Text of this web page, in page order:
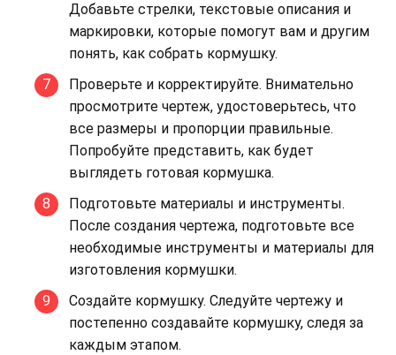
Добавьте стрелки, текстовые описания и
маркировки, которые помогут вам и другим
понять, как собрать кормушку.
Проверьте и корректируйте. Внимательно
просмотрите чертеж, удостоверьтесь, что
все размеры и пропорции правильные.
Попробуйте представить, как будет
выглядеть готовая кормушка.
Подготовьте материалы и инструменты.
После создания чертежа, подготовьте все
необходимые инструменты и материалы для
изготовления кормушки.
Создайте кормушку. Следуйте чертежу и
постепенно создавайте кормушку, следя за
каждым этапом.